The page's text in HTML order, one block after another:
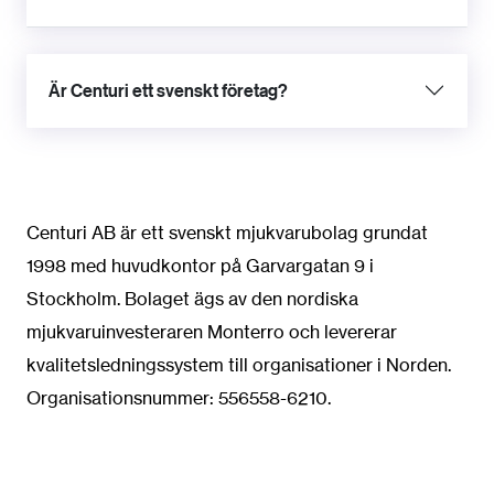
Är Centuri ett svenskt företag?
Centuri AB är ett svenskt mjukvarubolag grundat
1998 med huvudkontor på Garvargatan 9 i
Stockholm. Bolaget ägs av den nordiska
mjukvaruinvesteraren Monterro och levererar
kvalitetsledningssystem till organisationer i Norden.
Organisationsnummer: 556558-6210.